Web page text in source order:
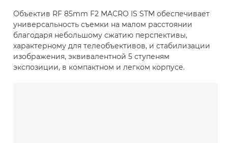
Объектив RF 85mm F2 MACRO IS STM обеспечивает
универсальность съемки на малом расстоянии
благодаря небольшому сжатию перспективы,
характерному для телеобъективов, и стабилизации
изображения, эквивалентной 5 ступеням
экспозиции, в компактном и легком корпусе.